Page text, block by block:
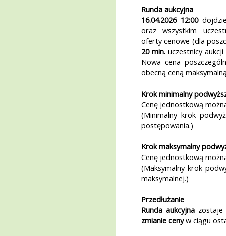
Runda aukcyjna
16.04.2026 12:00
oraz wszystkim
oferty cenowe (dla
20 min.uczestnicy aukcji
Nowa cena
obecną ceną
Krok minimalny
Cenę jednostkową
(Minimalny krok
postępowania.)
Krok maksymalny
Cenę jednostkową
(Maksymalny krok
maksymalnej.)
Przedłużanie
Runda aukcyjnazostaje
zmianie cenyw ciągu